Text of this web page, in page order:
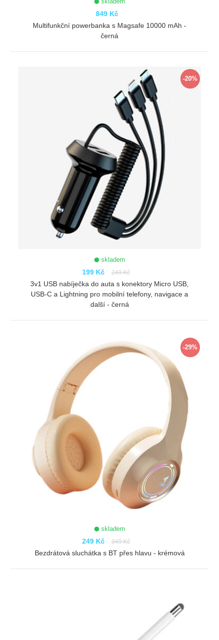
849 Kč
Multifunkční powerbanka s Magsafe 10000 mAh -
černá
-20%
skladem
199 Kč 249 Kč
3v1 USB nabíječka do auta s konektory Micro USB,
USB-C a Lightning pro mobilní telefony, navigace a
další - černá
-29%
skladem
249 Kč 349 Kč
Bezdrátová sluchátka s BT přes hlavu - krémová